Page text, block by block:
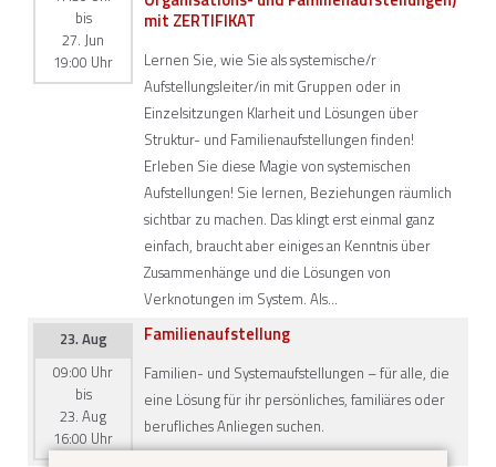
bis
27. Jun
19:00 Uhr
mit ZERTIFIKAT
Lernen Sie, wie Sie als systemische/r
Aufstellungsleiter/in mit Gruppen oder in
Einzelsitzungen Klarheit und Lösungen über
Struktur- und Familienaufstellungen finden!
Erleben Sie diese Magie von systemischen
Aufstellungen! Sie lernen, Beziehungen räumlich
sichtbar zu machen. Das klingt erst einmal ganz
einfach, braucht aber einiges an Kenntnis über
Zusammenhänge und die Lösungen von
Verknotungen im System. Als…
23. Aug
09:00 Uhr
bis
23. Aug
16:00 Uhr
Familienaufstellung
Familien- und Systemaufstellungen – für alle, die
eine Lösung für ihr persönliches, familiäres oder
berufliches Anliegen suchen.